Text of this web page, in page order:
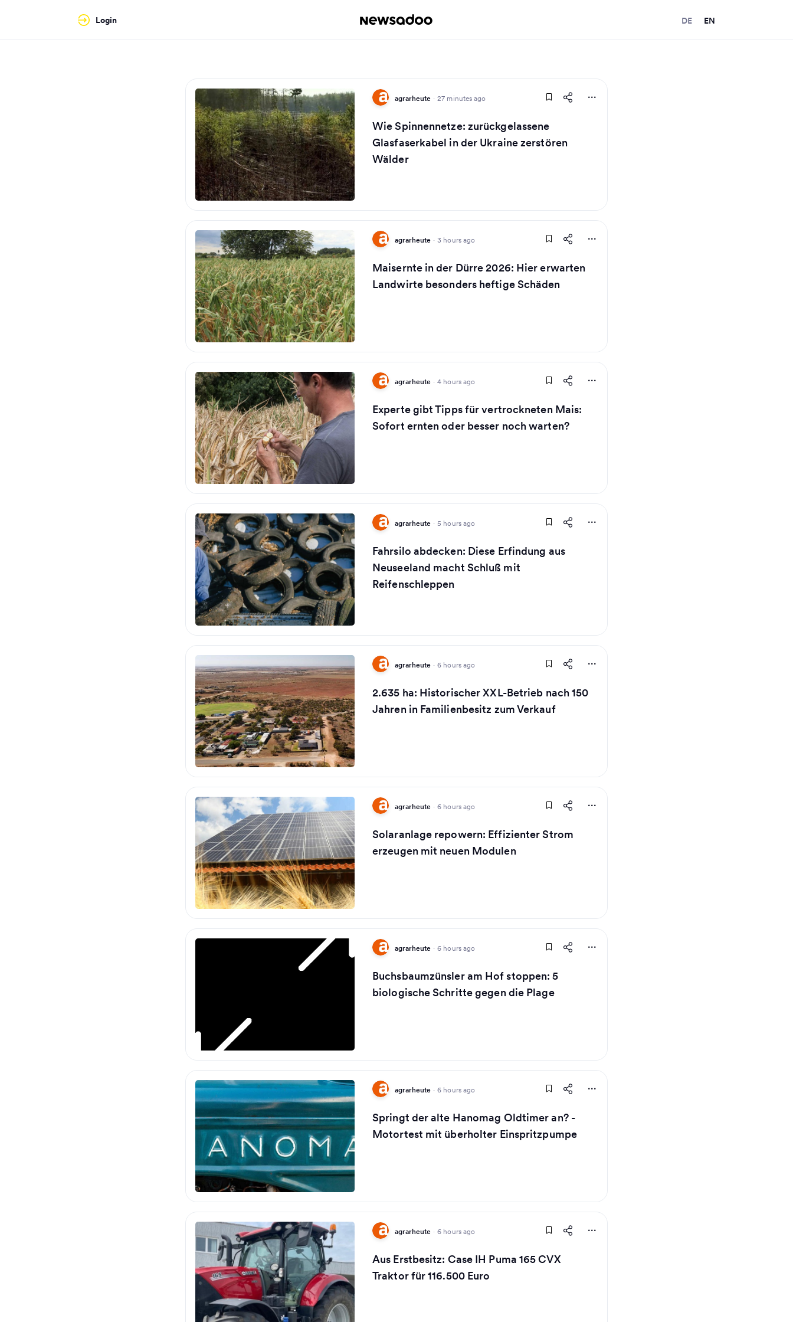
Login DE EN
agrarheute · 27 minutes ago
Wie Spinnennetze: zurückgelassene
Glasfaserkabel in der Ukraine zerstören
Wälder
agrarheute · 3 hours ago
Maisernte in der Dürre 2026: Hier erwarten
Landwirte besonders heftige Schäden
agrarheute · 4 hours ago
Experte gibt Tipps für vertrockneten Mais:
Sofort ernten oder besser noch warten?
agrarheute · 5 hours ago
Fahrsilo abdecken: Diese Erfindung aus
Neuseeland macht Schluß mit
Reifenschleppen
agrarheute · 6 hours ago
2.635 ha: Historischer XXL-Betrieb nach 150
Jahren in Familienbesitz zum Verkauf
agrarheute · 6 hours ago
Solaranlage repowern: Effizienter Strom
erzeugen mit neuen Modulen
agrarheute · 6 hours ago
Buchsbaumzünsler am Hof stoppen: 5
biologische Schritte gegen die Plage
agrarheute · 6 hours ago
Springt der alte Hanomag Oldtimer an? -
Motortest mit überholter Einspritzpumpe
agrarheute · 6 hours ago
Aus Erstbesitz: Case IH Puma 165 CVX
Traktor für 116.500 Euro